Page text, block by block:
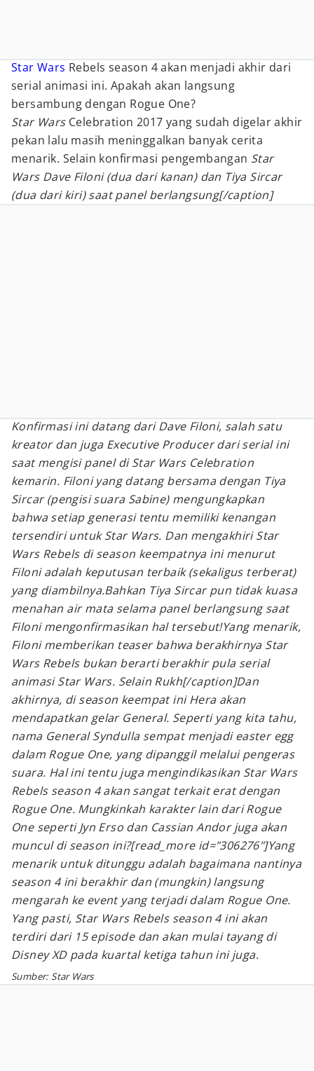
Star Wars Rebels season 4 akan menjadi akhir dari
serial animasi ini. Apakah akan langsung
bersambung dengan Rogue One?
Star WarsCelebration 2017 yang sudah digelar akhir
pekan lalu masih meninggalkan banyak cerita
menarik. Selain konfirmasi pengembangan Star
Wars Dave Filoni (dua dari kanan) dan Tiya Sircar
(dua dari kiri) saat panel berlangsung[/caption]
Konfirmasi ini datang dari Dave Filoni, salah satu
kreator dan juga Executive Producer dari serial ini
saat mengisi panel di Star Wars Celebration
kemarin. Filoni yang datang bersama dengan Tiya
Sircar (pengisi suara Sabine) mengungkapkan
bahwa setiap generasi tentu memiliki kenangan
tersendiri untukStar Wars. Dan mengakhiriStar
Wars Rebelsdi season keempatnya ini menurut
Filoni adalah keputusan terbaik (sekaligus terberat)
yang diambilnya.Bahkan Tiya Sircar pun tidak kuasa
menahan air mata selama panel berlangsung saat
Filoni mengonfirmasikan hal tersebut!Yang menarik,
Filoni memberikan teaserbahwa berakhirnya Star
Wars Rebelsbukan berarti berakhir pula serial
animasiStar Wars. Selain Rukh[/caption]Dan
akhirnya, diseason keempat ini Hera akan
mendapatkan gelar General. Seperti yang kita tahu,
nama General Syndulla sempat menjadieaster egg
dalam Rogue One, yang dipanggil melalui pengeras
suara. Hal ini tentu juga mengindikasikan Star Wars
Rebels season 4akan sangat terkait erat dengan
Rogue One. Mungkinkah karakter lain dariRogue
Oneseperti Jyn Erso dan Cassian Andor juga akan
muncul diseason ini?[read_more id="306276"]Yang
menarik untuk ditunggu adalah bagaimana nantinya
season 4ini berakhir dan (mungkin) langsung
mengarah ke eventyang terjadi dalam Rogue One.
Yang pasti, Star Wars Rebels season 4ini akan
terdiri dari 15 episode dan akan mulai tayang di
Disney XD pada kuartal ketiga tahun ini juga.
Sumber: Star Wars